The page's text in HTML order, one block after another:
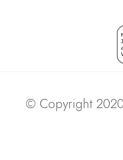
© Copyright